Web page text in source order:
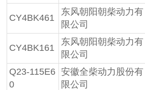
CY4BK461
东风朝阳朝柴动力有
限公司
CY4BK161
东风朝阳朝柴动力有
限公司
Q23-115E6
0
安徽全柴动力股份有
限公司